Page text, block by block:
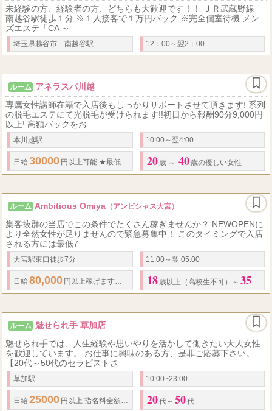
未経験の方、経験者の方、どちらも大歓迎です！！ ＪＲ武蔵野線
南越谷駅徒歩１分 ※１人接客で１万円バック ※完全個室待機 メン
ズエステ「CA ～
埼玉県越谷市 南越谷駅 12：00～翌2：00
ルーム アネラスパ川越
専属女性講師在籍で入店後もしっかりサポートさせて頂きます! 系列
の脱毛エステにて光脱毛が受けられます!!初日から報酬90分9,000円
以上! 高額バックをお
本川越駅 10:00～翌4:00
日給 30000 円以上可能 ★最低保証 あり★ 歩合制55％～70 ％まで
20 歳 ～ 40 歳の優しい女性
ルーム Ambitious Omiya （アンビシャス大宮）
集客抜群の当店でこの条件でたくさん稼ぎませんか？ NEWOPENに
より全然女性が足りませんので緊急募集中！ このタイミングで入店
される方には最低7
大宮駅東口徒歩7分 11:00～翌 05:00
日給 80,000 円以上稼げます！ 完全歩合制（ 歩合率50 %～70 %、経験者
18 歳以上（高校生不可）～ 35歳く
ルーム 魅せられ手 草加店
魅せられ手では、人生経験や思いやりを活かして働きたい大人女性
を歓迎しています。 お仕事に興味のある方、是非ご応募下さい。
【20代～50代のセラピストさ
草加駅 10:00~23:00
日給 25000 円以上 指名料全額バック 出稼ぎ大歓迎 20代～ 50代